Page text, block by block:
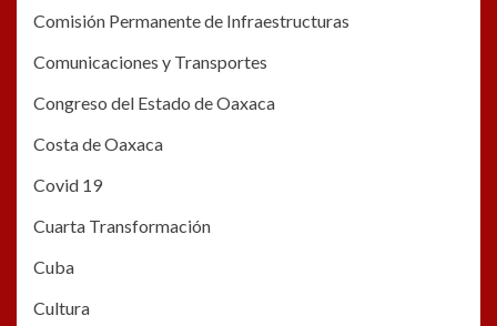
Comisión Permanente de Infraestructuras
Comunicaciones y Transportes
Congreso del Estado de Oaxaca
Costa de Oaxaca
Covid 19
Cuarta Transformación
Cuba
Cultura